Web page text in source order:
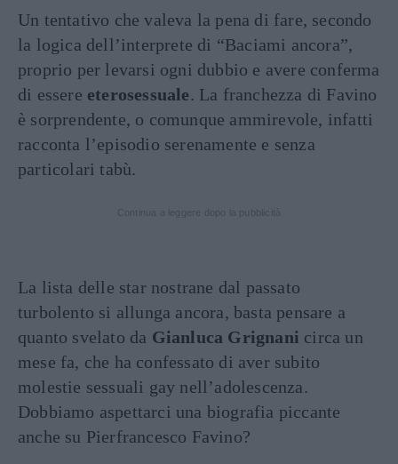
Un tentativo che valeva la pena di fare, secondo
la logica dell’interprete di “Baciami ancora”,
proprio per levarsi ogni dubbio e avere conferma
di essere eterosessuale. La franchezza di Favino
è sorprendente, o comunque ammirevole, infatti
racconta l’episodio serenamente e senza
particolari tabù.
La lista delle star nostrane dal passato
turbolento si allunga ancora, basta pensare a
quanto svelato da Gianluca Grignani circa un
mese fa, che ha confessato di aver subito
molestie sessuali gay nell’adolescenza.
Dobbiamo aspettarci una biografia piccante
anche su Pierfrancesco Favino?